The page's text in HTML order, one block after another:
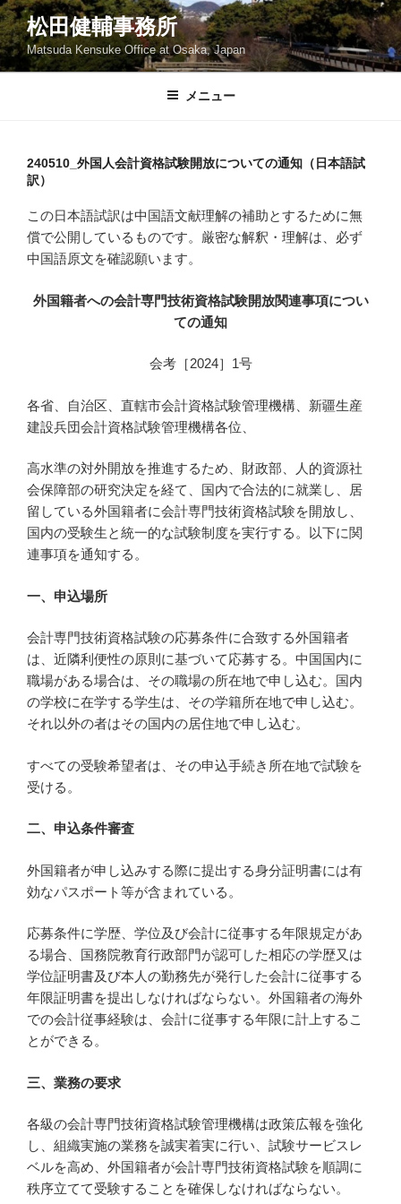
コ
ン
テ
ン
松田健輔事務所
Matsuda Kensuke Office at Osaka, Japan
メニュー
240510_外国人会計資格試験開放についての通知（日本語試
訳）
この日本語試訳は中国語文献理解の補助とするために無
償で公開しているものです。厳密な解釈・理解は、必ず
中国語原文を確認願います。
外国籍者への会計専門技術資格試験開放関連事項につい
ての通知
会考［2024］1号
各省、自治区、直轄市会計資格試験管理機構、新疆生産
建設兵団会計資格試験管理機構各位、
高水準の対外開放を推進するため、財政部、人的資源社
会保障部の研究決定を経て、国内で合法的に就業し、居
留している外国籍者に会計専門技術資格試験を開放し、
国内の受験生と統一的な試験制度を実行する。以下に関
連事項を通知する。
一、申込場所
会計専門技術資格試験の応募条件に合致する外国籍者
は、近隣利便性の原則に基づいて応募する。中国国内に
職場がある場合は、その職場の所在地で申し込む。国内
の学校に在学する学生は、その学籍所在地で申し込む。
それ以外の者はその国内の居住地で申し込む。
すべての受験希望者は、その申込手続き所在地で試験を
受ける。
二、申込条件審査
外国籍者が申し込みする際に提出する身分証明書には有
効なパスポート等が含まれている。
応募条件に学歴、学位及び会計に従事する年限規定があ
る場合、国務院教育行政部門が認可した相応の学歴又は
学位証明書及び本人の勤務先が発行した会計に従事する
年限証明書を提出しなければならない。外国籍者の海外
での会計従事経験は、会計に従事する年限に計上するこ
とができる。
三、業務の要求
各級の会計専門技術資格試験管理機構は政策広報を強化
し、組織実施の業務を誠実着実に行い、試験サービスレ
ベルを高め、外国籍者が会計専門技術資格試験を順調に
秩序立てて受験することを確保しなければならない。